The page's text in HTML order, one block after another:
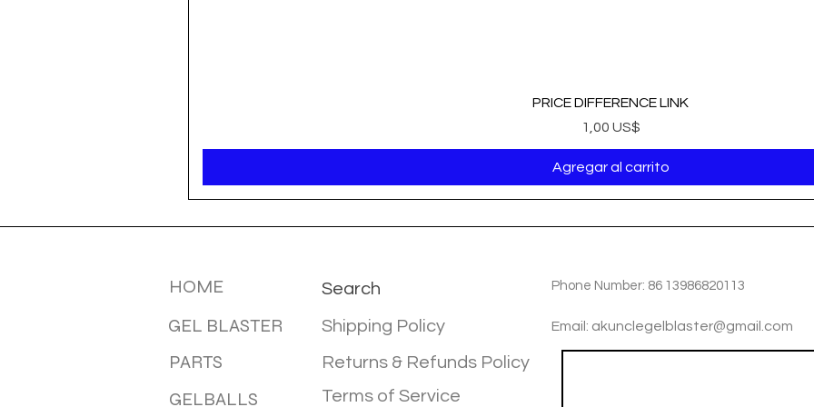
PRICE DIFFERENCE LINK
Precio
1,00 US$
Agregar al carrito
HOME Phone Number: 86 13986820113
Search
GEL BLASTER Email: akunclegelblaster@gmail.com
Shipping Policy
PARTS Returns & Refunds Policy
GELBALLS Terms of Service